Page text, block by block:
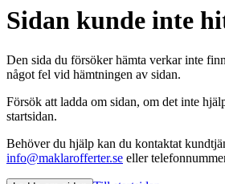
Sidan kunde inte
Den sida du försöker hämta verkar inte
något fel vid hämtningen av sidan.
Försök att ladda om sidan, om det inte
startsidan.
Behöver du hjälp kan du kontaktat
info@maklarofferter.se eller